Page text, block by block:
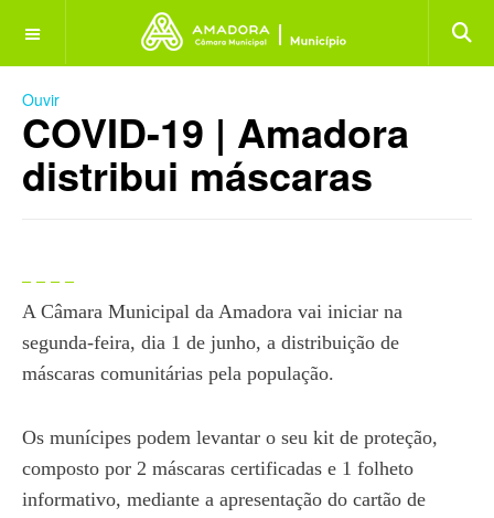
OFF CANVAS
Ouvir
COVID-19 | Amadora
distribui máscaras
A Câmara Municipal da Amadora vai iniciar na
segunda-feira, dia 1 de junho, a distribuição de
máscaras comunitárias pela população.
Os munícipes podem levantar o seu kit de proteção,
composto por 2 máscaras certificadas e 1 folheto
informativo, mediante a apresentação do cartão de